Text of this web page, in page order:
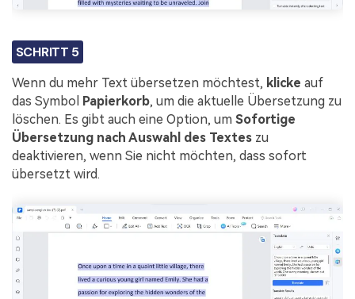
SCHRITT 5
Wenn du mehr Text übersetzen möchtest, klicke auf
das Symbol
Papierkorb, um die aktuelle Übersetzung zu
löschen. Es gibt auch eine Option, um Sofortige
Übersetzung nach Auswahl des Textes zu
deaktivieren, wenn Sie nicht möchten, dass sofort
übersetzt wird.